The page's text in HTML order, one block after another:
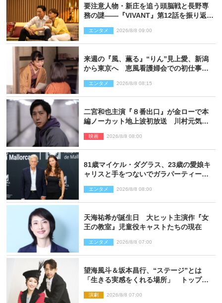
要注意人物・新庄を追う頭脳戦と長野専
務の謎――『VIVANT』第12話を振り返
エンタメ 2026/8/8 09:00
来週の『風、薫る』“りん”見上愛、新潟
から東京へ 恵風看護婦会での初仕事に
エンタメ 2026/8/8 08:15
二宮和也主演『８番出口』が金ローで本
編ノーカット地上波初放送 川村元気監
映画 2026/8/8 08:00
81歳マイケル・ダグラス、23歳の愛娘キ
ャリスと手をつないでガラパーティーに
エンタメ 2026/8/8 08:00
天海祐希が誕生日 大ヒット主演作『女
王の教室』児童役キャストたちの現在
エンタメ 2026/8/8 07:00
望海風斗＆坂本昌行、“ステージ”とは
「生きる実感をくれる場所」 トップを
演劇 2026/8/8 07:00